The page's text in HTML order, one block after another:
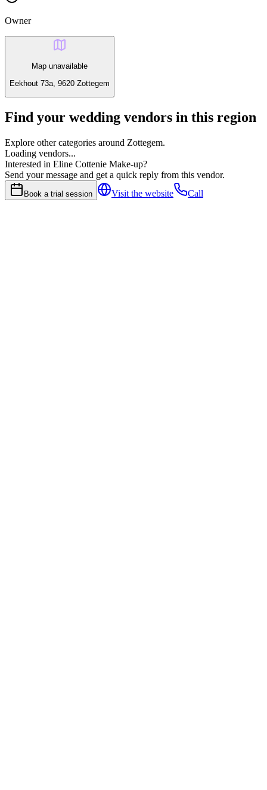
Owner
Map unavailable
Eekhout 73a, 9620 Zottegem
Find your wedding vendors in this region
Explore other categories around Zottegem.
Loading vendors...
Interested in Eline Cottenie Make-up?
Send your message and get a quick reply from this vendor.
Book a trial session Visit the website Call